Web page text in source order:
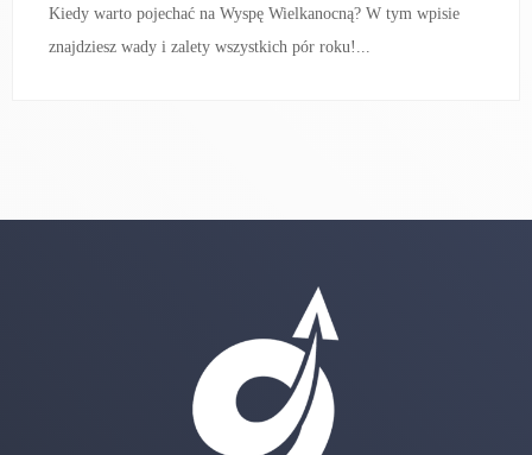
Kiedy warto pojechać na Wyspę Wielkanocną? W tym wpisie
znajdziesz wady i zalety wszystkich pór roku!...